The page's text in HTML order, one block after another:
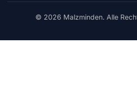
© 2026 Malzminden. Alle